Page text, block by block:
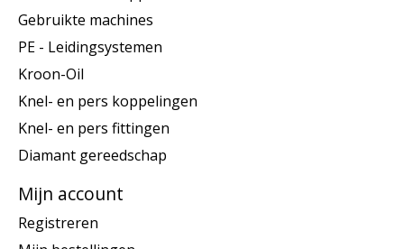
Gebruikte machines
PE - Leidingsystemen
Kroon-Oil
Knel- en pers koppelingen
Knel- en pers fittingen
Diamant gereedschap
Mijn account
Registreren